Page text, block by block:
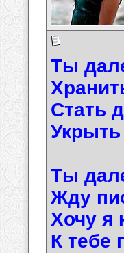
Ты
Стать
Ты
Жду
Хочу я
К тебе